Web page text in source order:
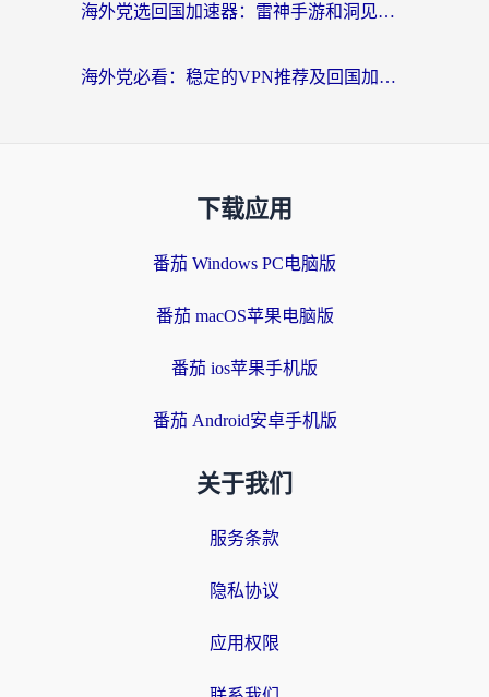
海外党选回国加速器：雷神手游和洞见哪个好？附iPhone免费VPN推荐及ChickCNUfunR实测
海外党必看：稳定的VPN推荐及回国加速器选择全攻略——告别地域限制，轻松刷国内资源
下载应用
番茄 Windows PC电脑版
番茄 macOS苹果电脑版
番茄 ios苹果手机版
番茄 Android安卓手机版
关于我们
服务条款
隐私协议
应用权限